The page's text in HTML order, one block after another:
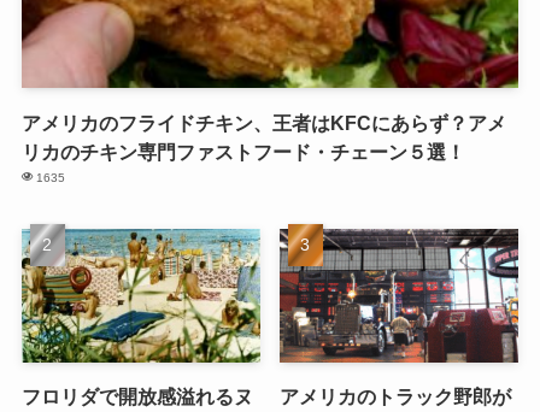
アメリカのフライドチキン、王者はKFCにあらず？アメ
リカのチキン専門ファストフード・チェーン５選！
1635
フロリダで開放感溢れるヌ
アメリカのトラック野郎が